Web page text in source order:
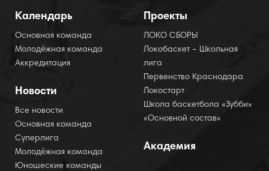
Календарь
Основная команда
Молодёжная команда
Аккредитация
Новости
Все новости
Основная команда
Суперлига
Молодёжная команда
Юношеские команды
Проекты
ЛОКО СБОРЫ
Локобаскет – Школьная
лига
Первенство Краснодара
Локостарт
Школа баскетбола «Зубби»
«Основной состав»
Академия